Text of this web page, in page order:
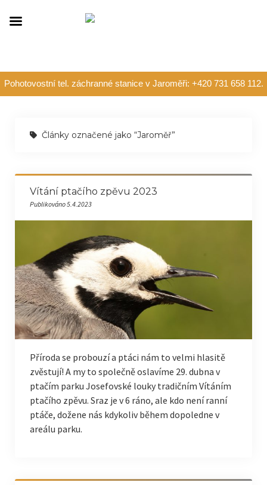
Pohotovostní tel. záchranné stanice v Jaroměři: +420 731 658 112.
Články označené jako “Jaroměř”
Vítání ptačího zpěvu 2023
Publikováno 5.4.2023
Příroda se probouzí a ptáci nám to velmi hlasitě
zvěstují! A my to společně oslavíme 29. dubna v
ptačím parku Josefovské louky tradičním Vítáním
ptačího zpěvu. Sraz je v 6 ráno, ale kdo není ranní
ptáče, dožene nás kdykoliv během dopoledne v
areálu parku.